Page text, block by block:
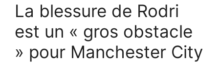
La blessure de Rodri
est un « gros obstacle
» pour Manchester City